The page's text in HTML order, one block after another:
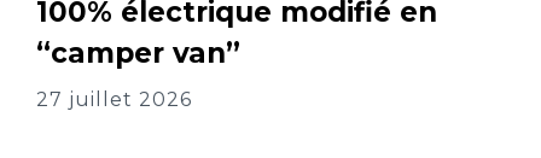
100% électrique modifié en
“camper van”
27 juillet 2026